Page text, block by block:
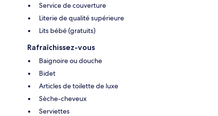
Service de couverture
Literie de qualité supérieure
Lits bébé (gratuits)
Rafraîchissez-vous
Baignoire ou douche
Bidet
Articles de toilette de luxe
Sèche-cheveux
Serviettes